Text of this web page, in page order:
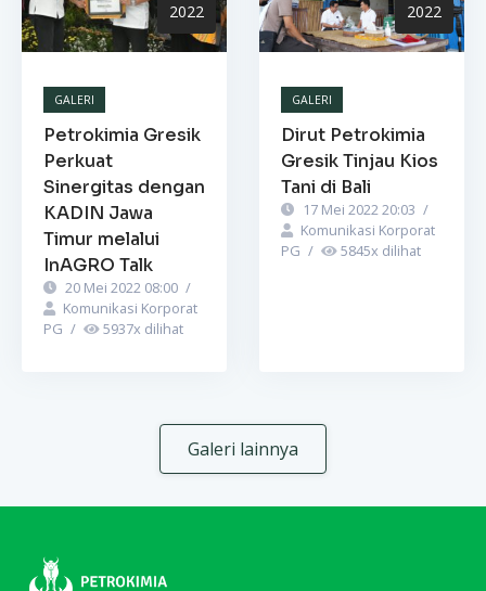
2022
GALERI
Petrokimia Gresik
Perkuat
Sinergitas dengan
KADIN Jawa
Timur melalui
InAGRO Talk
20 Mei 2022 08:00 /
Komunikasi Korporat
PG / 5937x dilihat
2022
GALERI
Dirut Petrokimia
Gresik Tinjau Kios
Tani di Bali
17 Mei 2022 20:03 /
Komunikasi Korporat
PG / 5845x dilihat
Galeri lainnya